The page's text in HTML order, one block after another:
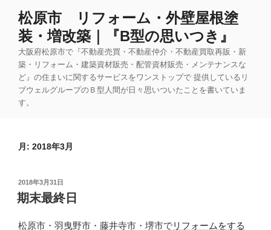
松原市 リフォーム・外壁屋根塗
装・増改築｜『B型の思いつき』
大阪府松原市で『不動産売買・不動産仲介・不動産買取再販・新
築・リフォーム・建築資材販売・配管資材販売・メンテナンスな
ど』の住まいに関するサービスをワンストップで 提供しているリ
ブウェルグループのＢ型人間が日々思いついたことを書いていま
す。
月: 2018年3月
投
稿
日:
2018年3月31日
期末最終日
松原市・羽曳野市・藤井寺市・堺市でリフォームをする